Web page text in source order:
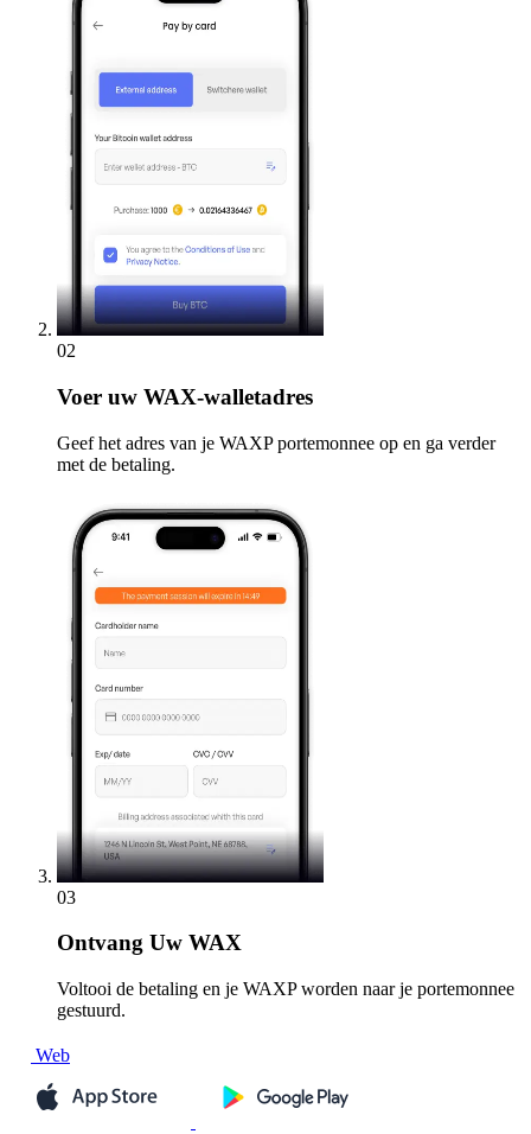
02
Voer uw WAX-walletadres
Geef het adres van je WAXP portemonnee op en ga verder
met de betaling.
03
Ontvang Uw WAX
Voltooi de betaling en je WAXP worden naar je portemonnee
gestuurd.
Web